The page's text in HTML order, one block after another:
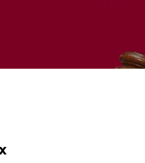
ZO 26 MEI / 15:30 / GROTE